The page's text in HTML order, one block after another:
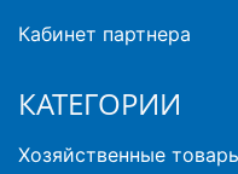
Кабинет партнера
КАТЕГОРИИ
Хозяйственные